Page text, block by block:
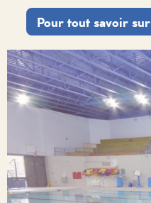
Pour tout savoir